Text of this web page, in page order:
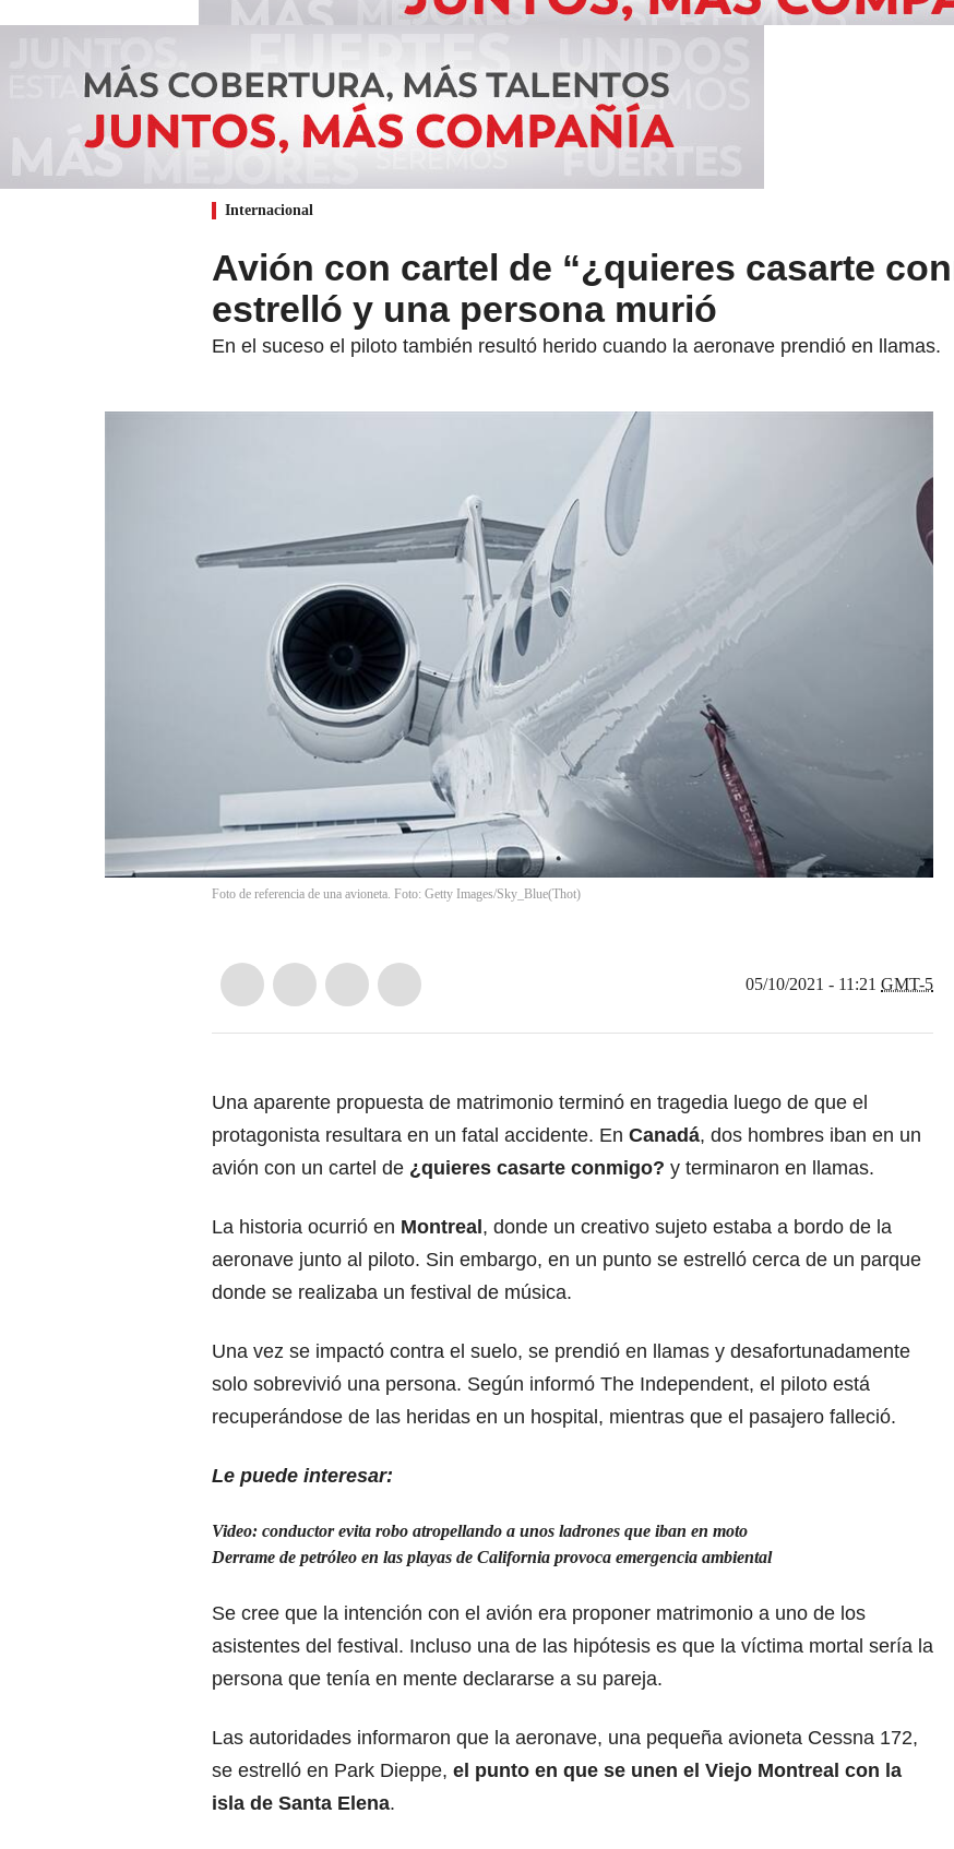
Internacional
Avión con cartel de “¿quieres casarte
estrelló y una persona murió
En el suceso el piloto también resultó herido cuando la aeronave prendió en llamas.
Foto de referencia de una avioneta. Foto: Getty Images/Sky_Blue(Thot)
05/10/2021 - 11:21 GMT-5
Una aparente propuesta de matrimonio terminó en tragedia luego de que el
protagonista resultara en un fatal accidente. En Canadá, dos hombres iban en un
avión con un cartel de ¿quieres casarte conmigo? y terminaron en llamas.
La historia ocurrió en Montreal, donde un creativo sujeto estaba a bordo de la
aeronave junto al piloto. Sin embargo, en un punto se estrelló cerca de un parque
donde se realizaba un festival de música.
Una vez se impactó contra el suelo, se prendió en llamas y desafortunadamente
solo sobrevivió una persona. Según informó The Independent, el piloto está
recuperándose de las heridas en un hospital, mientras que el pasajero falleció.
Le puede interesar:
Video: conductor evita robo atropellando a unos ladrones que iban en moto
Derrame de petróleo en las playas de California provoca emergencia ambiental
Se cree que la intención con el avión era proponer matrimonio a uno de los
asistentes del festival. Incluso una de las hipótesis es que la víctima mortal sería la
persona que tenía en mente declararse a su pareja.
Las autoridades informaron que la aeronave, una pequeña avioneta Cessna 172,
se estrelló en Park Dieppe, el punto en que se unen el Viejo Montreal con la
isla de Santa Elena.